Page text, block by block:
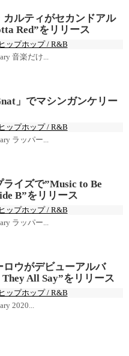
カルティがセカンドアル
Red”をリリース
ヒップホップ / R&B
音楽だけ...
」でマシンガンケリー
ヒップホップ / R&B
ラッパー...
イズで”Music to Be
B”をリリース
ヒップホップ / R&B
ラッパー...
ロウがデビューアルバ
All Say”をリリース
ヒップホップ / R&B
2020...